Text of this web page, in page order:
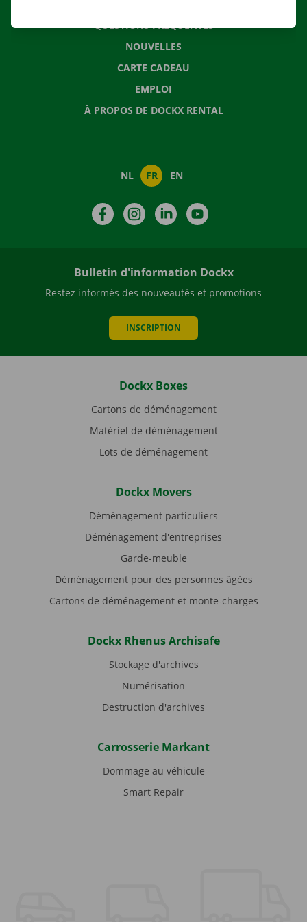
QUESTIONS FRÉQUENTES
NOUVELLES
CARTE CADEAU
EMPLOI
À PROPOS DE DOCKX RENTAL
NL FR EN
FacebookInstagramLinkedIn
Bulletin d'information Dockx
Restez informés des nouveautés et promotions
INSCRIPTION
Dockx Boxes
Cartons de déménagement
Matériel de déménagement
Lots de déménagement
Dockx Movers
Déménagement particuliers
Déménagement d'entreprises
Garde-meuble
Déménagement pour des personnes âgées
Cartons de déménagement et monte-charges
Dockx Rhenus Archisafe
Stockage d'archives
Numérisation
Destruction d'archives
Carrosserie Markant
Dommage au véhicule
Smart Repair